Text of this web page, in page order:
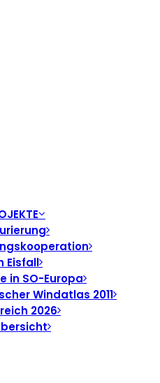
Eisfall
in SO-Europa
Windatlas 2011
2026